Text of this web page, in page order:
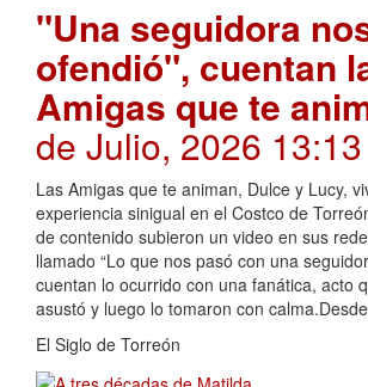
"Una seguidora
ofendió", cuentan
Amigas que te
de Julio, 2026 13:13
Las Amigas que te animan, Dulce y Lucy,
experiencia sinigual en el Costco de
de contenido subieron un video en sus
llamado “Lo que nos pasó con una
cuentan lo ocurrido con una fanática, acto
asustó y luego lo tomaron con
El Siglo de Torreón